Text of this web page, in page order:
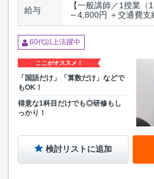
給与
【一般講師／1授業
～4,800円 ＋交通費支
60代以上活躍中
ここがオススメ！
「国語だけ」「算数だけ」などで
もOK！
得意な1科目だけでも◎研修もし
っかり！
検討リストに追加